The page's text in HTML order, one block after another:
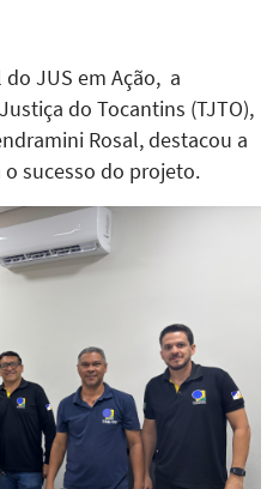
JUS em Ação, a
do Tocantins (TJTO),
Rosal, destacou a
sucesso do projeto.